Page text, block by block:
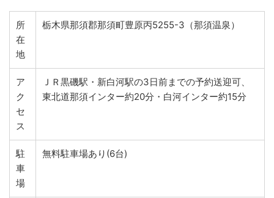
所
在
地
栃木県那須郡那須町豊原丙5255-3（那須温泉）
ア
ク
セ
ス
ＪＲ黒磯駅・新白河駅の3日前までの予約送迎可、
東北道那須インター約20分・白河インター約15分
駐
車
場
無料駐車場あり(6台)